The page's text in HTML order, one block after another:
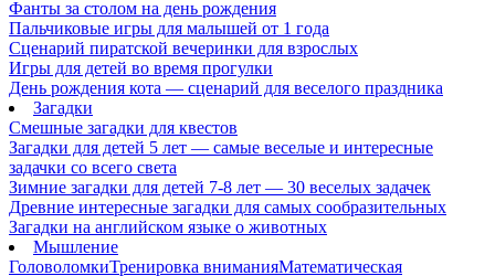
Фанты за столом на день рождения
Пальчиковые игры для малышей от 1 года
Сценарий пиратской вечеринки для взрослых
Игры для детей во время прогулки
День рождения кота — сценарий для веселого праздника
Загадки
Смешные загадки для квестов
Загадки для детей 5 лет — самые веселые и интересные
задачки со всего света
Зимние загадки для детей 7-8 лет — 30 веселых задачек
Древние интересные загадки для самых сообразительных
Загадки на английском языке о животных
Мышление
ГоловоломкиТренировка вниманияМатематическая